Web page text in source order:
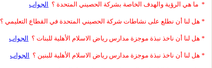
* ما هي الرؤية والهدف الخاصة بشركة الحصيني المتحدة ؟ الجواب
* هل لنا أن نطلع على نشاطات شركة الحصيني المتحدة في القطاع التعليمي ؟
* هل لنا أن ناخذ نبذة موجزة مدارس رياض الاسلام الأهلية للبنات ؟ الجواب
* هل لنا أن ناخذ نبذة موجزة مدارس رياض الاسلام الأهلية للبنين ؟ الجواب